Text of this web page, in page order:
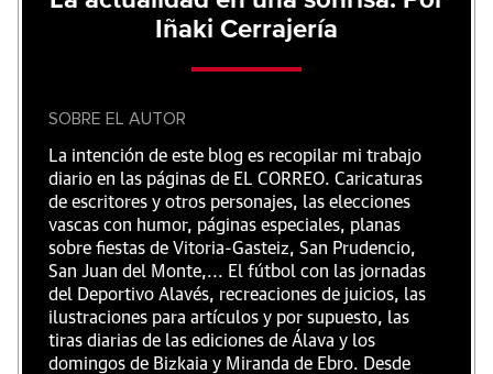
Iñaki Cerrajería
SOBRE EL AUTOR
La intención de este blog es recopilar mi trabajo
diario en las páginas de EL CORREO. Caricaturas
de escritores y otros personajes, las elecciones
vascas con humor, páginas especiales, planas
sobre fiestas de Vitoria-Gasteiz, San Prudencio,
San Juan del Monte,... El fútbol con las jornadas
del Deportivo Alavés, recreaciones de juicios, las
ilustraciones para artículos y por supuesto, las
tiras diarias de las ediciones de Álava y los
domingos de Bizkaia y Miranda de Ebro. Desde